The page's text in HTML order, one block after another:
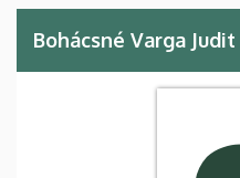
Bohácsné Varga Judit